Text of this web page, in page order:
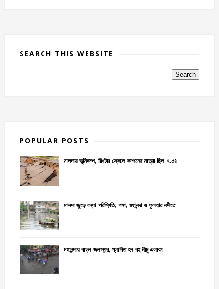
SEARCH THIS WEBSITE
POPULAR POSTS
মালদায় ভূমিকম্প, রিখটার স্কেলে কম্পনের মাত্রা ছিল ৭.৫৪
মালদা জুড়ে বন্যা পরিস্থিতি, গঙ্গা, মহানন্দা ও ফুলহার নদীতে
মহানন্দায় বাড়ল জলস্তর, প্লাবিত হল বহু নীচু এলাকা